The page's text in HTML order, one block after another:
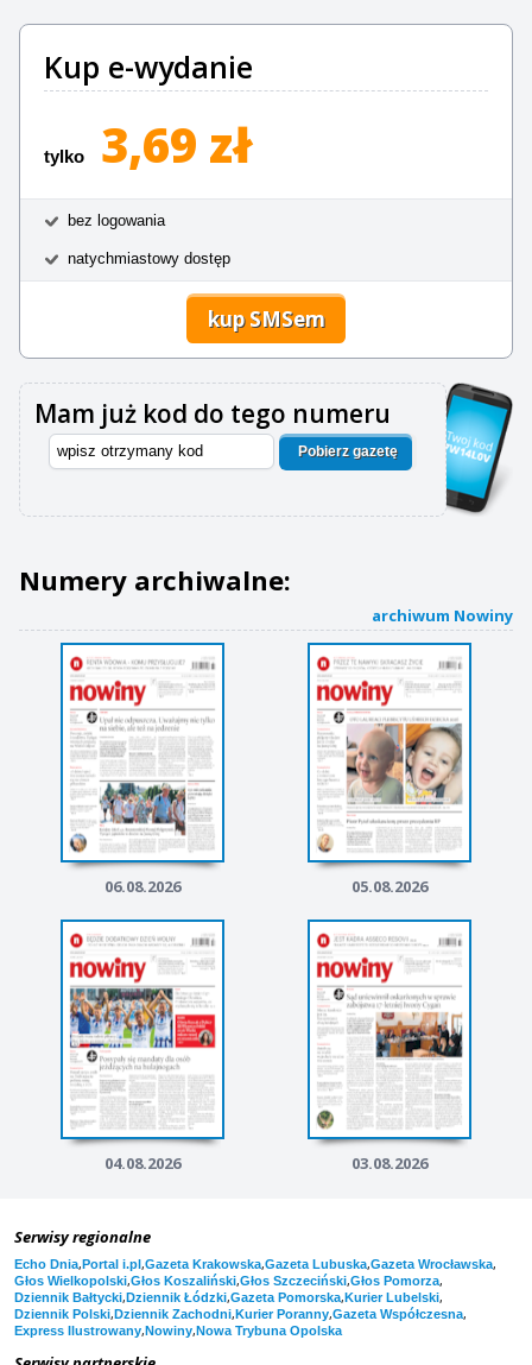
Kup e-wydanie
tylko 3,69 zł
bez logowania
natychmiastowy dostęp
kup SMSem
Mam już kod do tego numeru
Pobierz gazetę
Numery archiwalne:
archiwum Nowiny
06.08.2026 05.08.2026
04.08.2026 03.08.2026
Serwisy regionalne
Echo Dnia,Portal i.pl,Gazeta Krakowska,Gazeta Lubuska,Gazeta Wrocławska,
Głos Wielkopolski,Głos Koszaliński,Głos Szczeciński,Głos Pomorza,
Dziennik Bałtycki,Dziennik Łódzki,Gazeta Pomorska,Kurier Lubelski,
Dziennik Polski,Dziennik Zachodni,Kurier Poranny,Gazeta Współczesna,
Express Ilustrowany,Nowiny,Nowa Trybuna Opolska